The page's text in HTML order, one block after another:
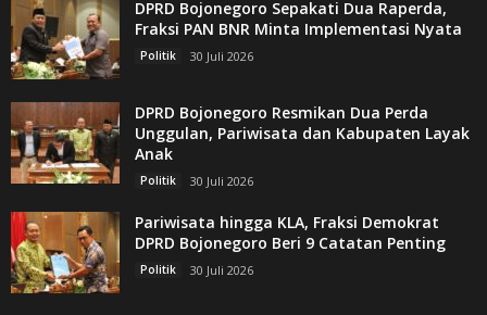
DPRD Bojonegoro Sepakati Dua Raperda,
Fraksi PAN BNR Minta Implementasi Nyata
Politik 30 Juli 2026
DPRD Bojonegoro Resmikan Dua Perda
Unggulan, Pariwisata dan Kabupaten Layak
Anak
Politik 30 Juli 2026
Pariwisata hingga KLA, Fraksi Demokrat
DPRD Bojonegoro Beri 9 Catatan Penting
Politik 30 Juli 2026